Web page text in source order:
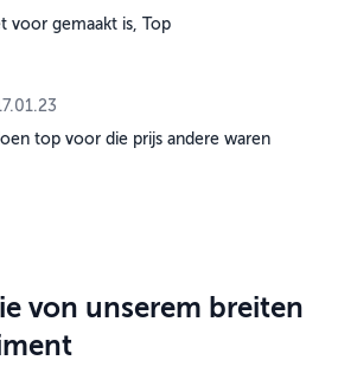
voor gemaakt is, Top
Januar 2023
top voor die prijs andere waren
von unserem breiten